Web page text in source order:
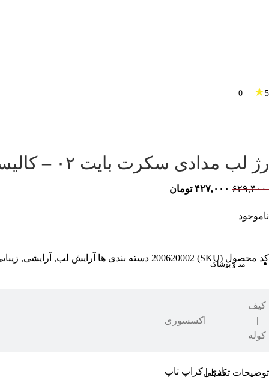
مد و پوشاک
کیف
|
کوله
اکسسوری
بادی | کراپ تاپ
5
★
رژ لب مدادی سکرت بایت ۰۲ – کالیستا
۶۲۹,۴۰۰ ۴۲۷,۰۰۰ تومان
ناموجود
کد محصول (SKU) 200620002 دسته بندی ها آرایش لب, آرایشی,
توضیحات
رژ لب مدادی سکرت بایت ۰۲ – کالیستا
توضیحات تکمیلی